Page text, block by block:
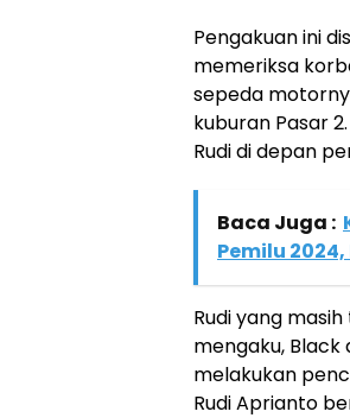
Pengakuan ini
memeriksa
sepeda
kuburan Pasar
Rudi di depan
Baca Juga :
Pemilu
Rudi yang
mengaku,
melakukan
Rudi Aprianto